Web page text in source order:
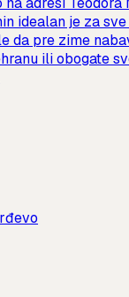
idealan je za
da pre zime
ili obogate